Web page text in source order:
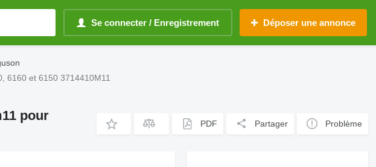
Se connecter / Enregistrement Déposer une annonce
6160 et 6150 3714410M11
pour
PDF Partager Problème